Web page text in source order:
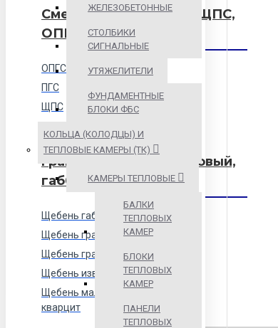
Смеси песчаные ПГС, ЩПС,
ОПГС
ОПГС
ПГС
ЩПС
Щебень (гранитный,
гравийный, известняковый,
габбро, малиновый)
Щебень габбро-диабаз
Щебень гравийный
Щебень гранитный
Щебень известняковый
Щебень малиновый
кварцит
ЖЕЛЕЗОБЕТОННЫЕ
СТОЛБИКИ
СИГНАЛЬНЫЕ
УТЯЖЕЛИТЕЛИ
ФУНДАМЕНТНЫЕ
БЛОКИ ФБС
КОЛЬЦА (КОЛОДЦЫ) И
ТЕПЛОВЫЕ КАМЕРЫ (ТК)
КАМЕРЫ ТЕПЛОВЫЕ
БАЛКИ
ТЕПЛОВЫХ
КАМЕР
БЛОКИ
ТЕПЛОВЫХ
КАМЕР
ПАНЕЛИ
ТЕПЛОВЫХ